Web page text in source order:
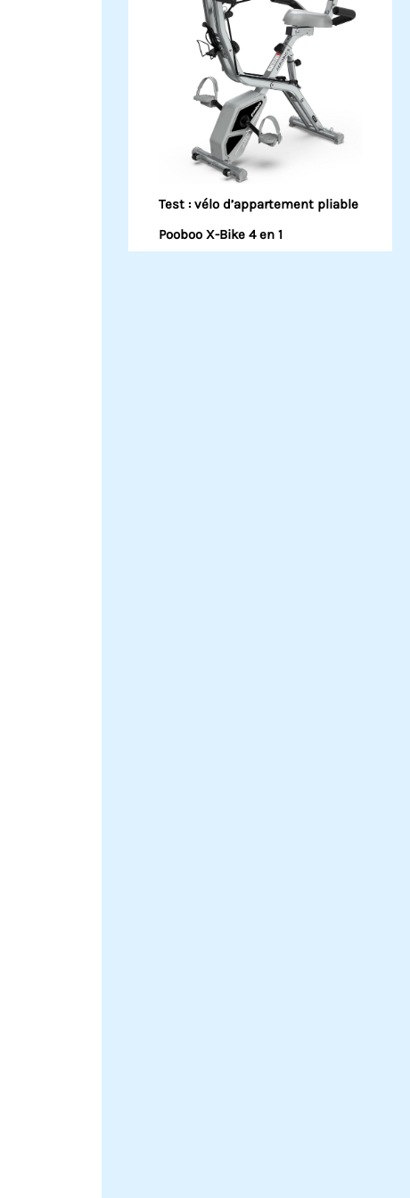
Test : vélo d’appartement pliable
Pooboo X-Bike 4 en 1